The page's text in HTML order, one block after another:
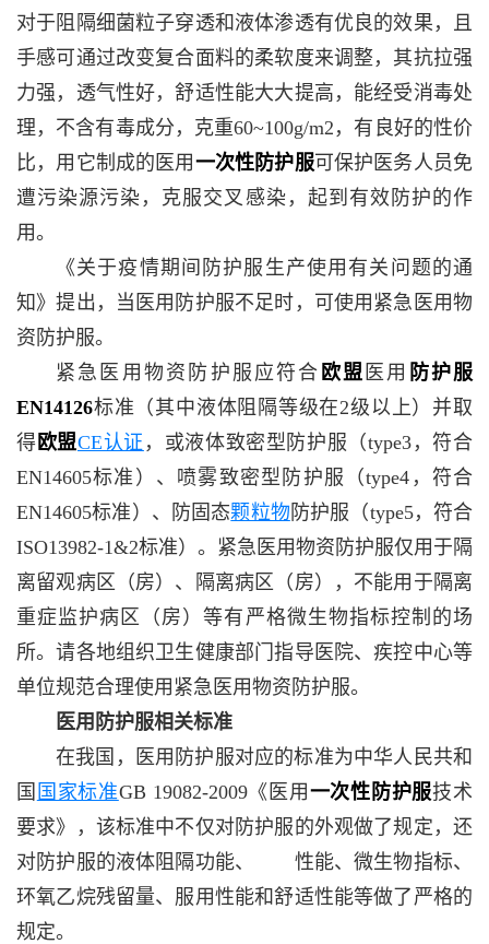
对于阻隔细菌粒子穿透和液体渗透有优良的效果，且
手感可通过改变复合面料的柔软度来调整，其抗拉强
力强，透气性好，舒适性能大大提高，能经受消毒处
理，不含有毒成分，克重60~100g/m2，有良好的性价
比，用它制成的医用 一次性防护服可保护医务人员免
遭污染源污染，克服交叉感染，起到有效防护的作
用。
《关于疫情期间防护服生产使用有关问题的通
知》提出，当医用防护服不足时，可使用紧急医用物
资防护服。
紧急医用物资防护服应符合 欧盟 医用 防护服
EN14126标准（其中液体阻隔等级在2级以上）并取
得 欧盟CE认证 ，或液体致密型防护服（type3，符合
EN14605标准）、喷雾致密型防护服（type4，符合
EN14605标准）、防固态颗粒物 防护服（type5，符合
ISO13982-1&2标准）。紧急医用物资防护服仅用于隔
离留观病区（房）、隔离病区（房），不能用于隔离
重症监护病区（房）等有严格微生物指标控制的场
所。请各地组织卫生健康部门指导医院、疾控中心等
单位规范合理使用紧急医用物资防护服。
医用防护服相关标准
在我国，医用防护服对应的标准为中华人民共和
国 国家标准GB 19082-2009《医用 一次性防护服技术
要求》，该标准中不仅对防护服的外观做了规定，还
对防护服的液体阻隔功能、
性能、微生物指标、
环氧乙烷残留量、服用性能和舒适性能等做了严格的
规定。